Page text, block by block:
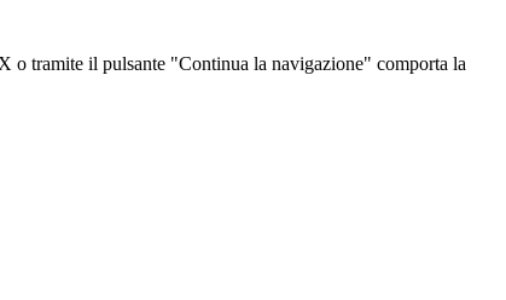
o tramite il pulsante "Continua la navigazione" comporta la